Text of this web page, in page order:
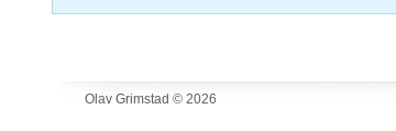
Olav Grimstad © 2026